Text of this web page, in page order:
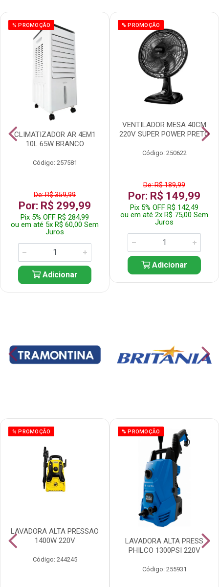
% PROMOÇÃO
CLIMATIZADOR AR 4EM1
10L 65W BRANCO
Código: 257581
De: R$ 359,99
Por: R$ 299,99
Pix 5% OFF R$ 284,99
ou em até 5x R$ 60,00 Sem
Juros
Adicionar
% PROMOÇÃO
VENTILADOR MESA 40CM
220V SUPER POWER PRETO
Código: 250622
De: R$ 189,99
Por: R$ 149,99
Pix 5% OFF R$ 142,49
ou em até 2x R$ 75,00 Sem
Juros
Adicionar
% PROMOÇÃO
LAVADORA ALTA PRESSAO
1400W 220V
Código: 244245
% PROMOÇÃO
LAVADORA ALTA PRESS
PHILCO 1300PSI 220V
Código: 255931